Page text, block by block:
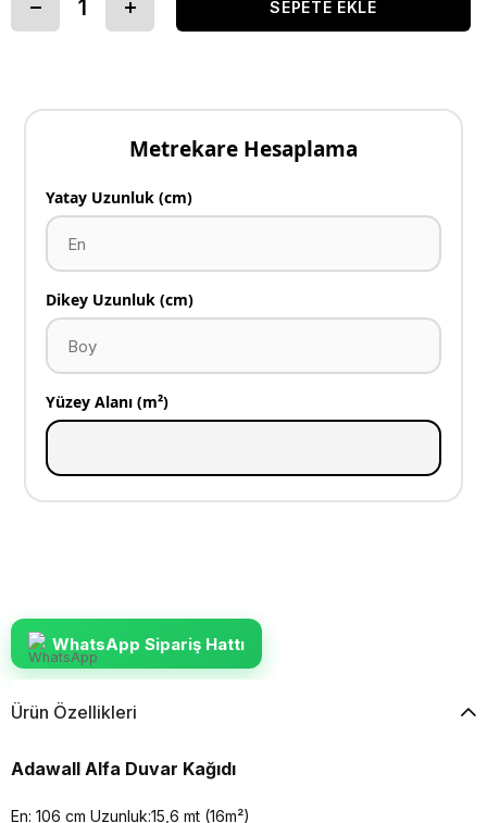
Metrekare Hesaplama
Yatay Uzunluk (cm)
Dikey Uzunluk (cm)
Yüzey Alanı (m²)
WhatsApp Sipariş Hattı
Ürün Özellikleri
Adawall Alfa Duvar Kağıdı
En: 106 cm Uzunluk:15,6 mt (16m²)